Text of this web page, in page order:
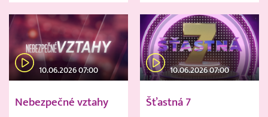
10.06.2026 07:00
Nebezpečné vztahy
10.06.2026 07:00
Šťastná 7